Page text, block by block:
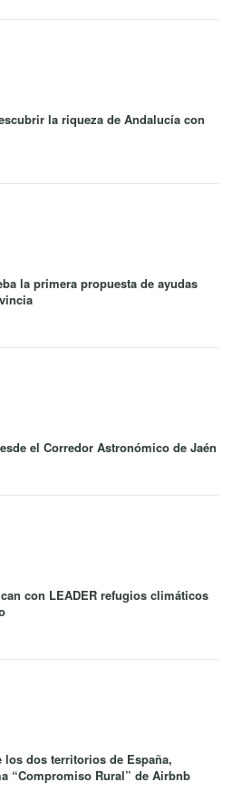
la riqueza de Andalucía con
la primera propuesta de ayudas
el Corredor Astronómico de Jaén
con LEADER refugios climáticos
dos territorios de España,
“Compromiso Rural” de Airbnb